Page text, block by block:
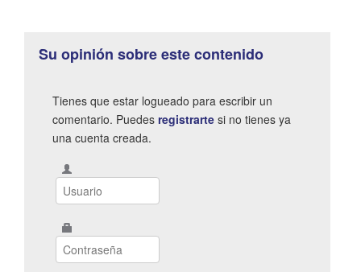
Su opinión sobre este contenido
Tienes que estar logueado para escribir un
comentario. Puedes registrarte si no tienes ya
una cuenta creada.